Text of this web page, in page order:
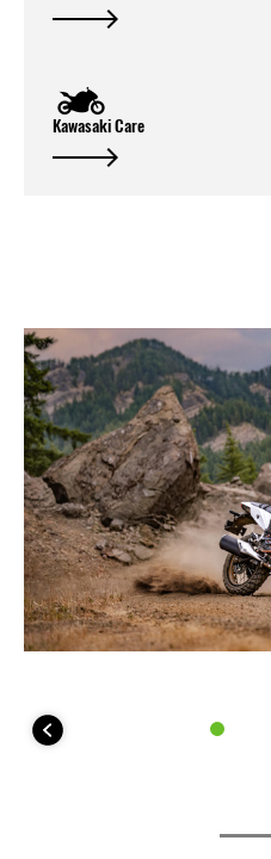
Kawasaki Care